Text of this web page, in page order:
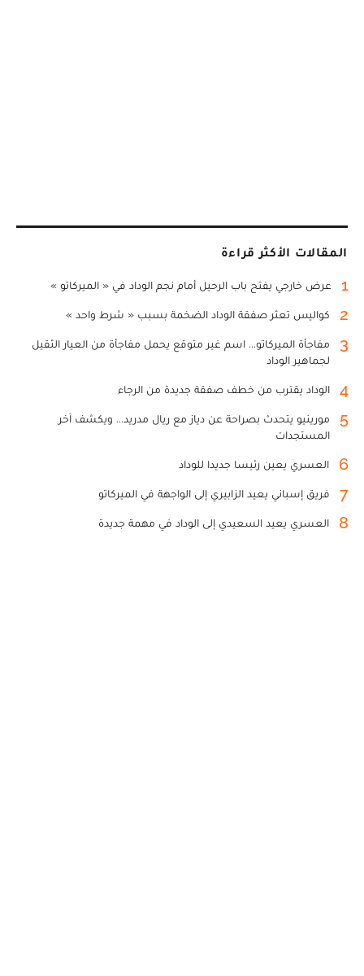
المقالات الأكثر قراءة
1 عرض خارجي يفتح باب الرحيل أمام نجم الوداد في « الميركاتو »
2 كواليس تعثر صفقة الوداد الضخمة بسبب « شرط واحد »
3
مفاجأة الميركاتو... اسم غير متوقع يحمل مفاجأة من العيار الثقيل
لجماهير الوداد
4 الوداد يقترب من خطف صفقة جديدة من الرجاء
5
مورينيو يتحدث بصراحة عن دياز مع ريال مدريد... ويكشف آخر
المستجدات
6 العسري يعين رئيسا جديدا للوداد
7 فريق إسباني يعيد الزابيري إلى الواجهة في الميركاتو
8 العسري يعيد السعيدي إلى الوداد في مهمة جديدة